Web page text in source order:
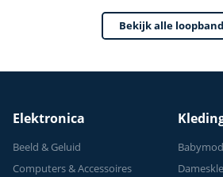
Bekijk alle
Elektronica
Beeld & Geluid
Computers & Accessoires